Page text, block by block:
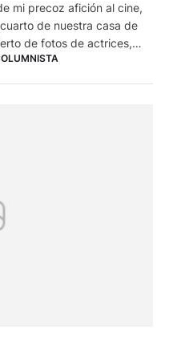
mi precoz afición al cine,
de nuestra casa de
de fotos de actrices,
entre 12 y 13 años.